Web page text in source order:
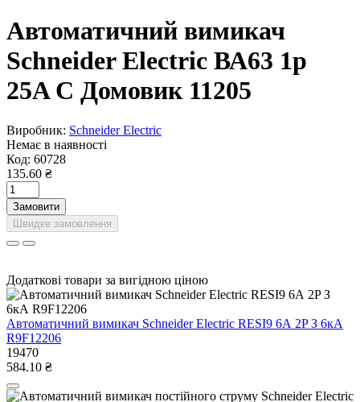
Автоматичний вимикач
Schneider Electric ВА63 1р
25A C Домовик 11205
Виробник: Schneider Electric
Немає в наявності
Код: 60728
135.60 ₴
Замовити
Швидке замовлення
Додаткові товари за вигідною ціною
Автоматичний вимикач Schneider Electric RESI9 6А 2P З 6кА
R9F12206
19470
584.10 ₴